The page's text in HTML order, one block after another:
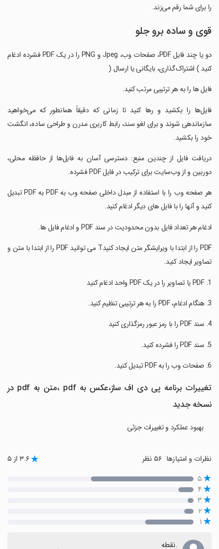
را برای شما رقم می‌زند.
قوی و ساده برو جلو
‏‏دو یا چند فایل PDF، صفحات وب، Jpeg و PNG را در یک PDF فشرده ادغام
کنید ) اشتراک‌گذاری، بایگانی یا ارسال (
‏‏فایل ها را به هر ترتیبی مرتب کنید.
‏‏فایل‌ها را بکشید و رها کنید تا زمانی که دقیقاً همانطور که می‌خواهید
سازماندهی شوند و برای لغو سند، رابط کاربری مدرن و طراحی ساده، انگشت
خود را بکشید.
‏‏دریافت فایل از چندین منبع: دسترسی آسان به فایل‌ها از حافظه محلی،
دوربین و از وب‌سایت برای ترکیب در فایل PDF فشرده.
‏‏هر صفحه وب را با استفاده از مبدل داخلی صفحه وب به PDF به PDF تبدیل
کنید و آنها را با فایل های دیگر ادغام کنید.
‏‏ادغام هر تعداد فایل بدون محدودیت در سند PDF و ادغام فایل ها.
‏‏PDF را از ابتدا با ویرایشگر متن ایجاد کنیدT می توانید PDF را از ابتدا با متن و
تصاویر ایجاد کنید.
تغییرات برنامه ‏‏پی دی اف ساز،عکس به pdf ،متن به pdf در
نسخه جدید
بهبود عملکرد و تغییرات جزئی
نظرات و امتیازها ۳.۶ از ۵
۵
۴
۳
۲
۱
.نقطه